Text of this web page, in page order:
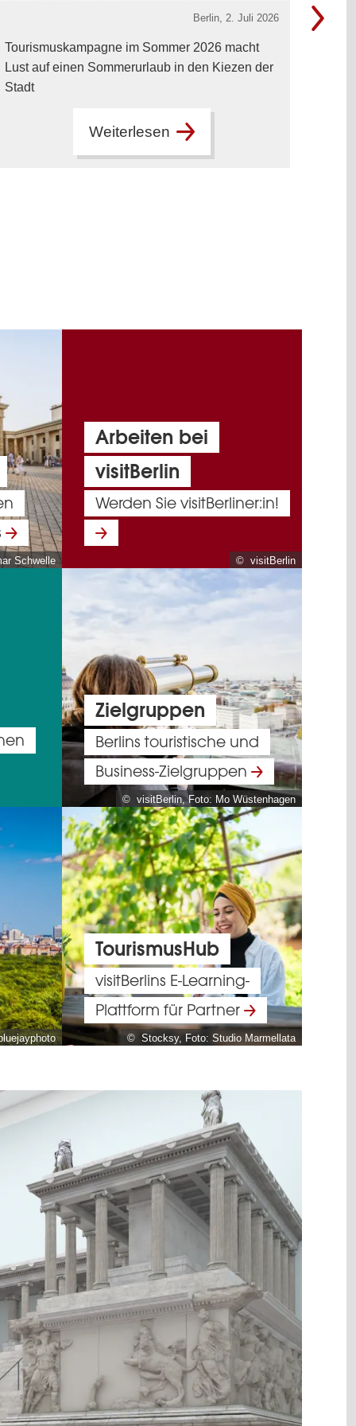
Tourismuskampagne im Sommer 2026 macht
Lust auf einen Sommerurlaub in den Kiezen der
Stadt
Berlin, 2. Juli 2026
Weiterlesen
Schwelle
Arbeiten bei
visitBerlin
Werden Sie visitBerliner:in!
© visitBerlin
Zielgruppen
Berlins touristische und
Business-Zielgruppen
© visitBerlin, Foto: Mo Wüstenhagen
© Stocksy, Foto: Studio Marmellata
TourismusHub
visitBerlins E-Learning-
Plattform für Partner